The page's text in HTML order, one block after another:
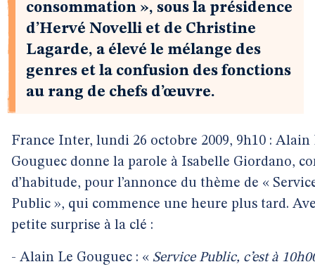
consommation », sous la présidence
d’Hervé Novelli et de Christine
Lagarde, a élevé le mélange des
genres et la confusion des fonctions
au rang de chefs d’œuvre.
France Inter, lundi 26 octobre 2009, 9h10 : Alain
Gouguec donne la parole à Isabelle Giordano,
d’habitude, pour l’annonce du thème de «
Public », qui commence une heure plus tard.
petite surprise à la clé :
- Alain Le Gouguec : « Service Public, c’est à